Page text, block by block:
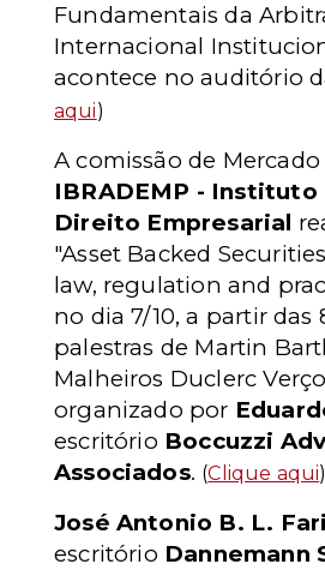
Fundamentais da
Internacional
acontece no auditório
aqui)
A comissão de
IBRADEMP -
Direito Empresarial
"Asset Backed
law, regulation and
no dia 7/10, a partir das
palestras de Martin
Malheiros Duclerc
organizado por
escritório Boccuzzi
Associados. (Clique aqui)
José Antonio B. L.
escritório Dannemann